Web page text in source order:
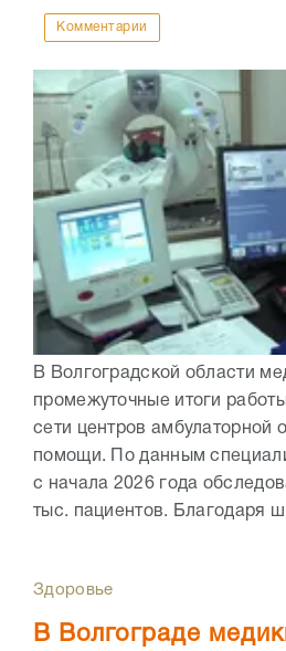
Комментарии
В Волгоградской области
промежуточные итоги
сети центров амбулаторной
помощи. По данным
с начала 2026 года
тыс. пациентов. Благодаря
Здоровье
В Волгограде